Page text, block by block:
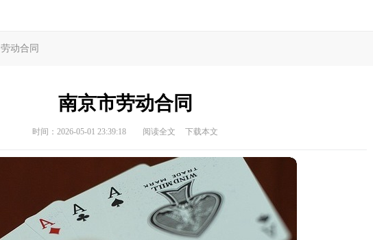
劳动合同
南京市劳动合同
时间：2026-05-01 23:39:18 阅读全文 下载本文